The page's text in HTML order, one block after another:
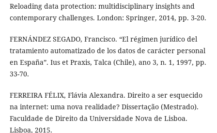
Reloading data protection: multidisciplinary insights and
contemporary challenges. London: Springer, 2014, pp. 3-20.
FERNÁNDEZ SEGADO, Francisco. “El régimen jurídico del
tratamiento automatizado de los datos de carácter personal
en España”. Ius et Praxis, Talca (Chile), ano 3, n. 1, 1997, pp.
33-70.
FERREIRA FÉLIX, Flávia Alexandra. Direito a ser esquecido
na internet: uma nova realidade? Dissertação (Mestrado).
Faculdade de Direito da Universidade Nova de Lisboa.
Lisboa, 2015.